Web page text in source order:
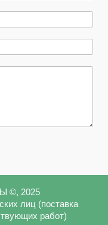
©, 2025
лиц (поставка
работ)